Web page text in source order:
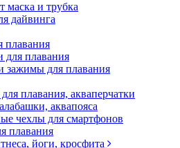
маска и трубка
дайвинга
плавания
плавания
зажимы для плавания
плавания, акваперчатки
аквапояса
чехлы для смартфонов
плавания
йоги, кросфита